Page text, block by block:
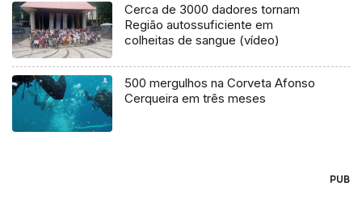
Cerca de 3000 dadores tornam
Região autossuficiente em
colheitas de sangue (vídeo)
500 mergulhos na Corveta Afonso
Cerqueira em três meses
PUB